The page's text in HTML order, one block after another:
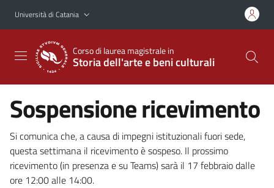
Vai al contenuto principale
Vai al menu di navigazione
Università di Catania
Corso di laurea magistrale in
Storia dell'arte e beni culturali
Sospensione ricevimento
Si comunica che, a causa di impegni istituzionali fuori sede,
questa settimana il ricevimento è sospeso. Il prossimo
ricevimento (in presenza e su Teams) sarà il 17 febbraio dalle
ore 12:00 alle 14:00.